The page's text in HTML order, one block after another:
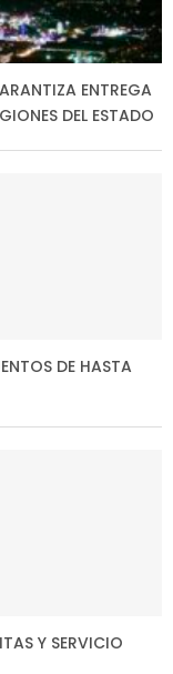
ENTREGA
DEL ESTADO
DE HASTA
Y SERVICIO